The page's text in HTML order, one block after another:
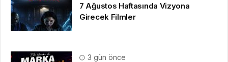
7 Ağustos Haftasında Vizyona
Girecek Filmler
3 gün önce